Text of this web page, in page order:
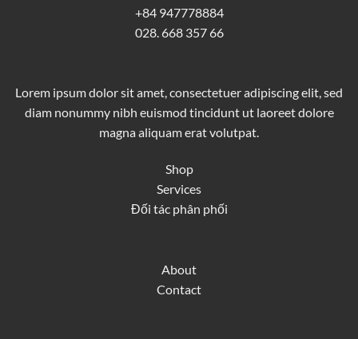
+84 947778884
028. 668 357 66
Lorem ipsum dolor sit amet, consectetuer adipiscing elit, sed
diam nonummy nibh euismod tincidunt ut laoreet dolore
magna aliquam erat volutpat.
Shop
Services
Đối tác phân phối
About
Contact